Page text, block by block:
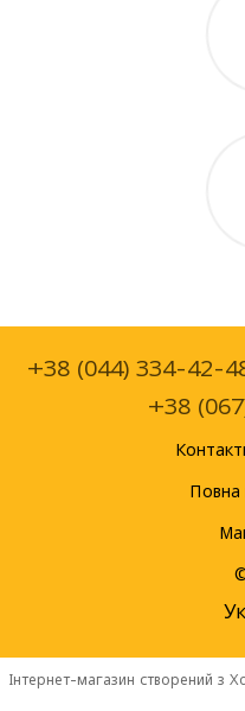
+38 (044) 334-42-
+38
Повна
Інтернет-магазин створений з